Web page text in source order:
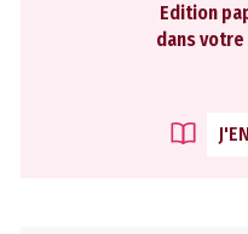
Edition
dans